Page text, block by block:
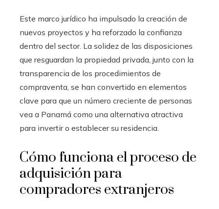
Este marco jurídico ha impulsado la creación de
nuevos proyectos y ha reforzado la confianza
dentro del sector. La solidez de las disposiciones
que resguardan la propiedad privada, junto con la
transparencia de los procedimientos de
compraventa, se han convertido en elementos
clave para que un número creciente de personas
vea a Panamá como una alternativa atractiva
para invertir o establecer su residencia.
Cómo funciona el proceso de
adquisición para
compradores extranjeros